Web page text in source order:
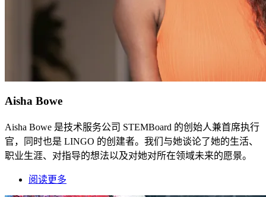
Aisha Bowe
Aisha Bowe 是技术服务公司 STEMBoard 的创始人兼首席执行
官，同时也是 LINGO 的创建者。我们与她谈论了她的生活、
职业生涯、对指导的想法以及对她对所在领域未来的愿景。
阅读更多